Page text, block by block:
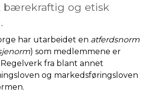
bærekraftig og etisk
har utarbeidet en atferdsnorm
) som medlemmene er
fra blant annet
og markedsføringsloven